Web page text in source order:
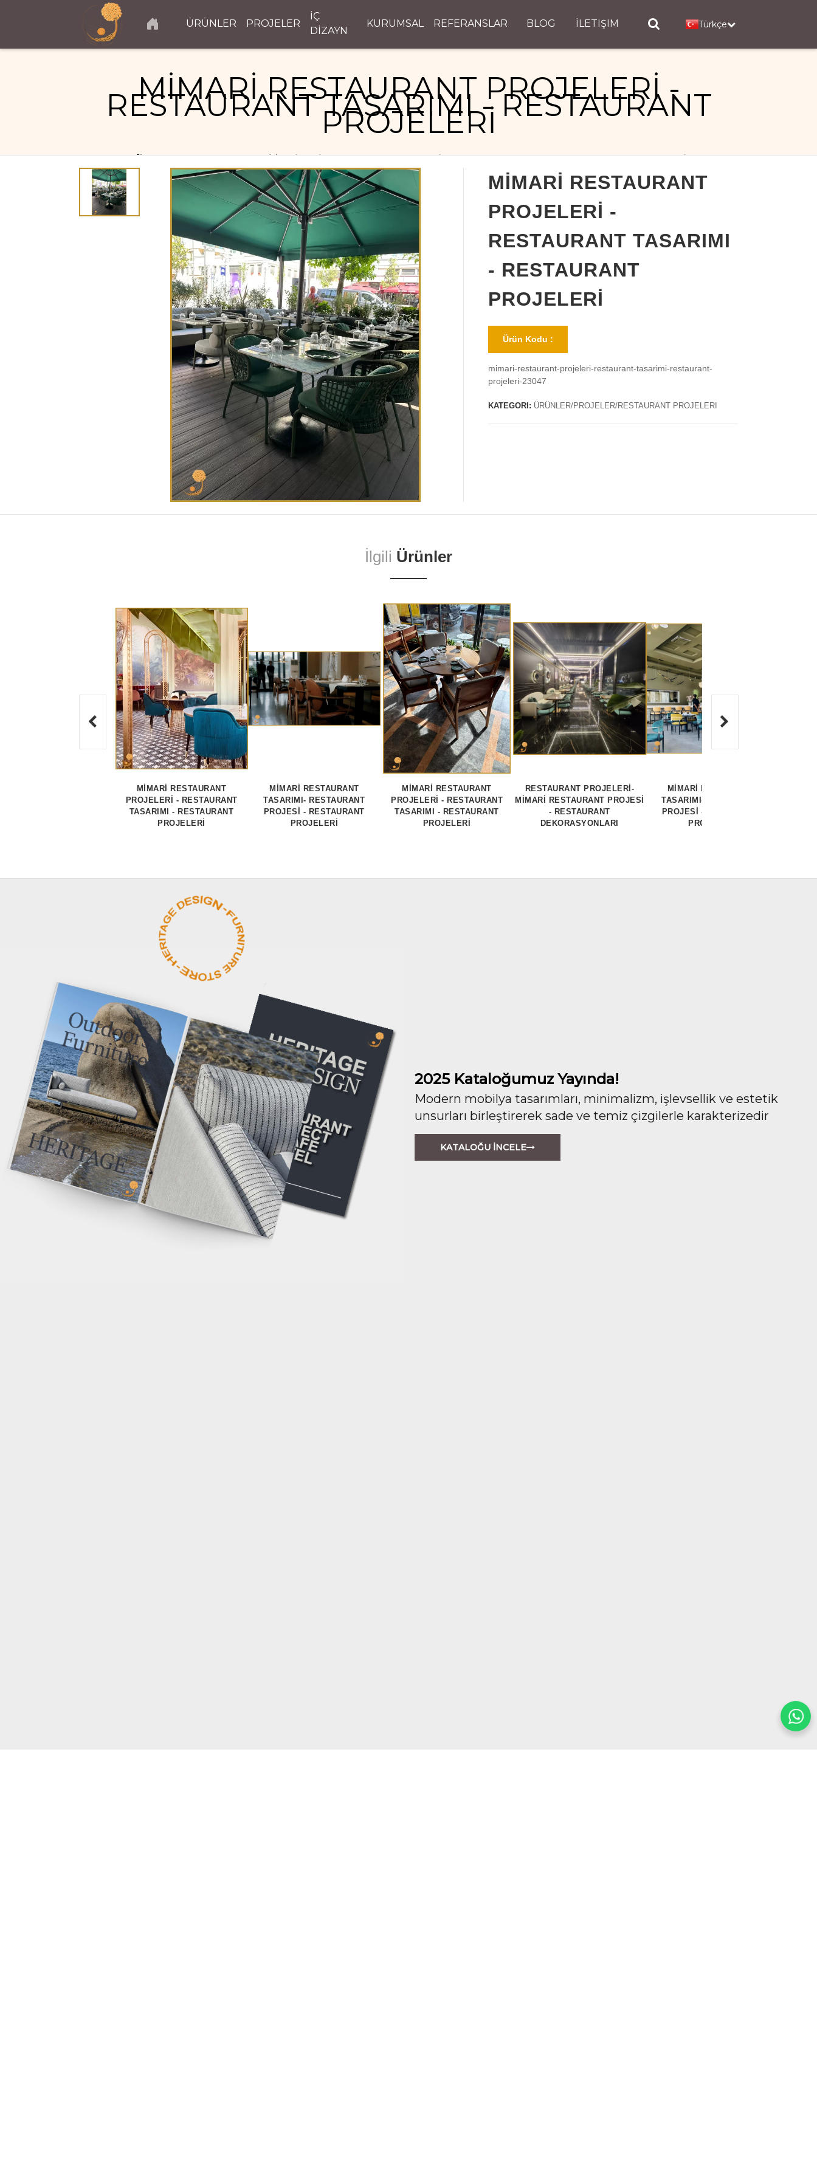
ÜRÜNLER PROJELER
İÇ
DİZAYN
KURUMSAL REFERANSLAR BLOG İLETIŞIM Türkçe
MİMARİ RESTAURANT PROJELERİ -
RESTAURANT TASARIMI - RESTAURANT
PROJELERİ
RESTAURANT PROJELERI MİMARİ RESTAURANT PROJELERİ - RESTAURANT TASARIMI - RESTAURANT PROJELERİ
MİMARİ RESTAURANT
PROJELERİ -
RESTAURANT TASARIMI
- RESTAURANT
PROJELERİ
Ürün Kodu :
mimari-restaurant-projeleri-restaurant-tasarimi-restaurant-
projeleri-23047
KATEGORI: ÜRÜNLER/PROJELER/RESTAURANT PROJELERI
İlgili Ürünler
MİMARİ RESTAURANT
PROJELERİ - RESTAURANT
TASARIMI - RESTAURANT
PROJELERİ
MİMARİ RESTAURANT
TASARIMI- RESTAURANT
PROJESİ - RESTAURANT
PROJELERİ
MİMARİ RESTAURANT
PROJELERİ - RESTAURANT
TASARIMI - RESTAURANT
PROJELERİ
RESTAURANT PROJELERİ-
MİMARİ RESTAURANT PROJESİ
- RESTAURANT
DEKORASYONLARI
MİMARİ RESTAURANT
TASARIMI- RESTAURANT
PROJESİ - RESTAURANT
PROJELERİ
2025 Kataloğumuz Yayında!
Modern mobilya tasarımları, minimalizm, işlevsellik ve estetik
unsurları birleştirerek sade ve temiz çizgilerle karakterizedir
KATALOĞU İNCELE